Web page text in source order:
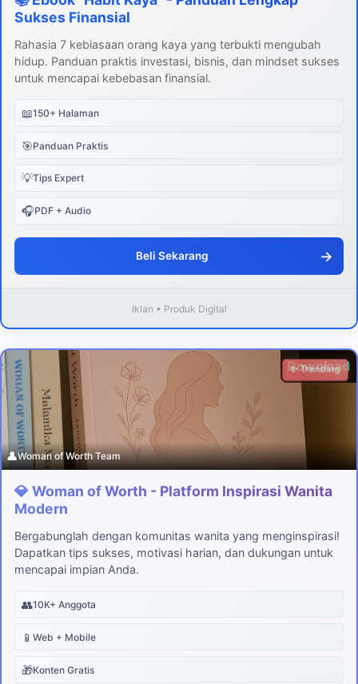
Sukses Finansial
Rahasia 7 kebiasaan orang kaya yang terbukti mengubah
hidup. Panduan praktis investasi, bisnis, dan mindset sukses
untuk mencapai kebebasan finansial.
📖150+ Halaman
🎯Panduan Praktis
💡Tips Expert
🎧PDF + Audio
Beli Sekarang →
Iklan • Produk Digital
Download
✨ Trending
👤Woman of Worth Team
💎 Woman of Worth - Platform Inspirasi Wanita
Modern
Bergabunglah dengan komunitas wanita yang menginspirasi!
Dapatkan tips sukses, motivasi harian, dan dukungan untuk
mencapai impian Anda.
👥10K+ Anggota
📱 Web + Mobile
🎁Konten Gratis